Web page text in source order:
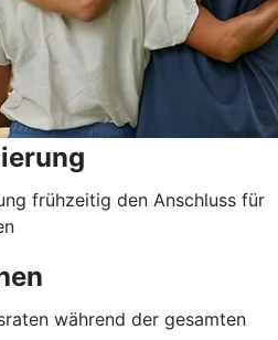
frühzeitig den Anschluss für
während der gesamten